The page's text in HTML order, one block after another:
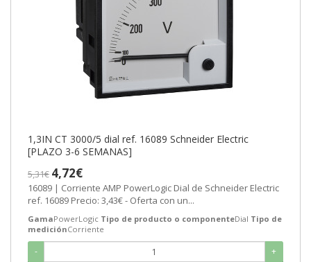
1,3IN CT 3000/5 dial ref. 16089 Schneider Electric
[PLAZO 3-6 SEMANAS]
5,31€ 4,72€
16089 | Corriente AMP PowerLogic Dial de Schneider Electric
ref. 16089 Precio: 3,43€ - Oferta con un...
GamaPowerLogic Tipo de producto o componenteDial Tipo de
mediciónCorriente
- +